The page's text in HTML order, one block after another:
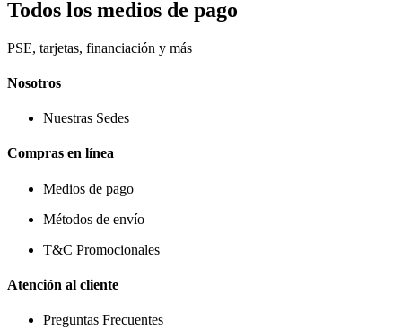
Todos los medios de pago
PSE, tarjetas, financiación y más
Nosotros
Nuestras Sedes
Compras en línea
Medios de pago
Métodos de envío
T&C Promocionales
Atención al cliente
Preguntas Frecuentes